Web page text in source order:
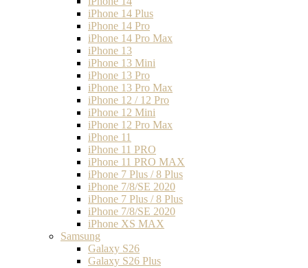
iPhone 14 Plus
iPhone 14 Pro
iPhone 14 Pro Max
iPhone 13
iPhone 13 Mini
iPhone 13 Pro
iPhone 13 Pro Max
iPhone 12 / 12 Pro
iPhone 12 Mini
iPhone 12 Pro Max
iPhone 11
iPhone 11 PRO
iPhone 11 PRO MAX
iPhone 7 Plus / 8 Plus
iPhone 7/8/SE 2020
iPhone 7 Plus / 8 Plus
iPhone 7/8/SE 2020
iPhone XS MAX
Samsung
Galaxy S26
Galaxy S26 Plus